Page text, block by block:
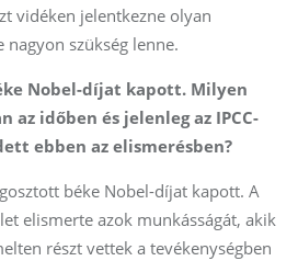
vidéken jelentkezne olyan
szükség lenne.
Nobel-díjat kapott. Milyen
az időben és jelenleg az IPCC-
ebben az elismerésben?
béke Nobel-díjat kapott. A
elismerte azok munkásságát, akik
részt vettek a tevékenységben